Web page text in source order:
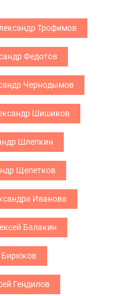
Трофимов
Федотов
Чернодымов
Шишиков
Шлепкин
Щепетков
Иванова
Балакин
Бирюков
Гендилов